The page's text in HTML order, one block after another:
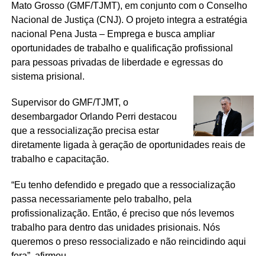
Mato Grosso (GMF/TJMT), em conjunto com o Conselho
Nacional de Justiça (CNJ). O projeto integra a estratégia
nacional Pena Justa – Emprega e busca ampliar
oportunidades de trabalho e qualificação profissional
para pessoas privadas de liberdade e egressas do
sistema prisional.
Supervisor do GMF/TJMT, o
desembargador Orlando Perri destacou
que a ressocialização precisa estar
diretamente ligada à geração de oportunidades reais de
trabalho e capacitação.
“Eu tenho defendido e pregado que a ressocialização
passa necessariamente pelo trabalho, pela
profissionalização. Então, é preciso que nós levemos
trabalho para dentro das unidades prisionais. Nós
queremos o preso ressocializado e não reincidindo aqui